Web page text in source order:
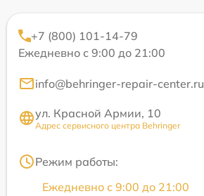
+7 (800) 101-14-79
Ежедневно с 9:00 до 21:00
info@behringer-repair-center.ru
ул. Красной Армии, 10
Адрес сервисного центра Behringer
Режим работы:
Ежедневно с 9:00 до 21:00